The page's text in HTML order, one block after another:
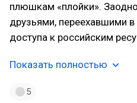
плюшкам «плойки».
друзьями, переехавшими
доступа к российским
Показать полностью
5